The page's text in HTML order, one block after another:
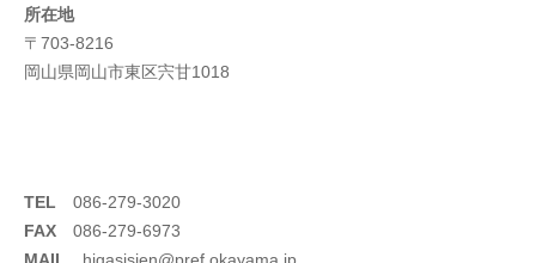
所在地
〒703-8216
岡山県岡山市東区宍甘1018
TEL 086-279-3020
FAX 086-279-6973